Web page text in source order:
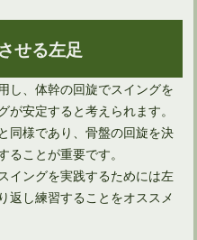
せる左足
し、体幹の回旋でスイングを
安定すると考えられます。
同様であり、骨盤の回旋を決
ことが重要です。
イングを実践するためには左
返し練習することをオススメ